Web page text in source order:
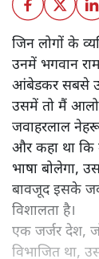
जिन लोगों के
उनमें भगवान
आंबेडकर सबसे
उसमें तो मैं
जवाहरलाल नेहरू
और कहा था कि
भाषा बोलेगा,
बावजूद इसके
विशालता है।
एक जर्जर देश,
विभाजित था,